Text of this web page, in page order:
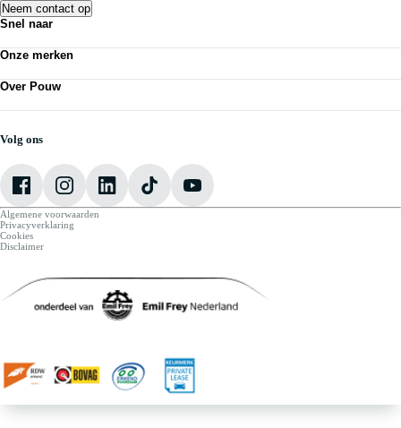
Neem contact op
Snel naar
Bedrijfswagens
Acties
Vestigingen
Onze merken
Audi
VW Bedrijfswagens
Over Pouw
Vacatures
Mijn Pouw
Volg ons
Algemene voorwaarden
Privacyverklaring
Cookies
Disclaimer